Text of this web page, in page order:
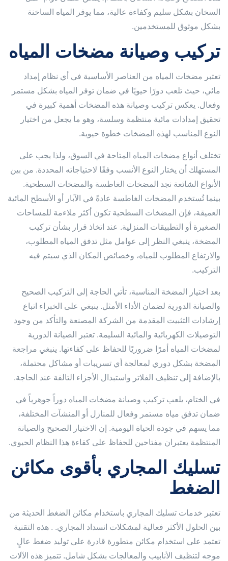
السخان بشكل سليم وكفاءة عالية، مما يوفر المياه الساخنة
بشكل موثوق للمستخدمين.
تركيب وصيانة مضخات المياه
تعتبر مضخات المياه من العناصر الأساسية في أي نظام إمداد
مائي، حيث تلعب دورًا حيويًا في ضمان توفر المياه بشكل مستمر
وفعال. يعكس تركيب وصيانة هذه المضخات أهمية كبيرة في
تحقيق إمدادات مائية منتظمة وسلسة، وهو ما يجعل من اختيار
النوع المناسب لهذه المضخات خطوة حيوية.
تختلف أنواع مضخات المياه المتاحة في السوق، ولذا يجب على
المستهلك أن يختار النوع الأنسب وفقًا لاحتياجاته المحددة. من بين
الأنواع الشائعة نجد المضخات الغاطسة والمضخات السطحية.
بينما تُستخدم المضخات الغاطسة عادةً في الآبار أو الأسطح المائية
العميقة، فإن المضخات السطحية تكون أكثر ملاءمة للمساحات
الصغيرة أو التطبيقات المنزلية. عند اتخاذ قرار بشأن تركيب
المضخة، ينبغي النظر إلى عوامل مثل تدفق المياه المطلوب،
والارتفاع المطلوب للمياه، وخصائص المكان الذي سيتم فيه
التركيب.
بعد اختيار المضخة المناسبة، تأتي الحاجة إلى التركيب الصحيح
والصيانة الدورية لضمان الأداء الأمثل. ينبغي على الخبراء اتباع
إرشادات التثبيت المقدمة من الشركة المصنعة والتأكد من وجود
التوصيلات الكهربائية والمائية السليمة. تعتبر الصيانة الدورية
لمضخات المياه أمرًا ضروريًا للحفاظ على كفاءتها. ينبغي مراجعة
المضخة بشكل دوري لمعالجة أي تسريبات أو مشاكل محتملة،
بالإضافة إلى تنظيف الفلاتر واستبدال الأجزاء التالفة عند الحاجة.
في الختام، يلعب تركيب وصيانة مضخات المياه دوراً جوهرياً في
ضمان تدفق مياه مستمر وفعال للمنازل أو المنشآت المختلفة،
مما يسهم في جودة الحياة اليومية. إن الاختيار الصحيح والصيانة
المنتظمة يعتبران مفتاحين للحفاظ على كفاءة هذا النظام الحيوي.
تسليك المجاري بأقوى مكائن
الضغط
تعتبر خدمات تسليك المجاري باستخدام مكائن الضغط الحديثة من
بين الحلول الأكثر فعالية لمشكلات انسداد المجاري. . هذه التقنية
تعتمد على استخدام مكائن متطورة قادرة على توليد ضغط عالٍ
موجه لتنظيف الأنابيب والمعالجات بشكل شامل. تتميز هذه الآلات